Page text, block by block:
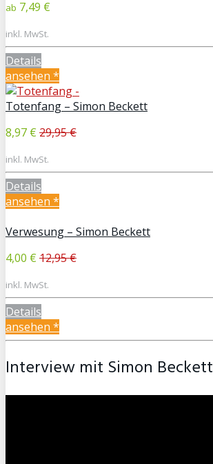
ab 7,49 €
inkl. MwSt.
Details
ansehen *
Totenfang – Simon Beckett
8,97 € 29,95 €
inkl. MwSt.
Details
ansehen *
Verwesung – Simon Beckett
4,00 € 12,95 €
inkl. MwSt.
Details
ansehen *
Interview mit Simon Beckett